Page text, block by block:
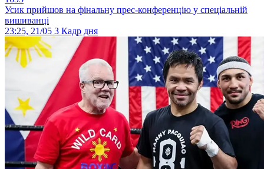
Усик прийшов на фінальну прес-конференцію у спеціальній
вишиванці
23:25, 21/05 3 Кадр дня